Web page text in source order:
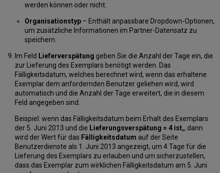
werden können oder nicht.
Organisationstyp– Enthält anpassbare Dropdown-Optionen,
um zusätzliche Informationen im Partner-Datensatz zu
speichern.
Im Feld Lieferverspätung geben Sie die Anzahl der Tage ein, die
zur Lieferung des Exemplars benötigt werden. Das
Fälligkeitsdatum, welches berechnet wird, wenn das erhaltene
Exemplar dem anfordernden Benutzer geliehen wird, wird
automatisch und die Anzahl der Tage erweitert, die in diesem
Feld angegeben sind.
Beispiel: wenn das Fälligkeitsdatum beim Erhalt des Exemplars
der 5. Juni 2013 und die Lieferungsverspätung = 4 ist,, dann
wird der Wert für das Fälligkeitsdatum auf der Seite
Benutzerdienste als 1. Juni 2013 angezeigt, um 4 Tage für die
Lieferung des Exemplars zu erlauben und um sicherzustellen,
dass das Exemplar zum wirklichen Fälligkeitsdatum am 5. Juni